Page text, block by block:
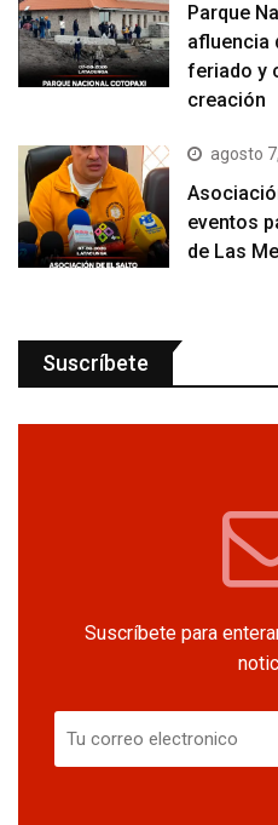
Parque
afluencia
feriado y
creación
agosto
eventos
de Las
Suscríbete
Suscríbete para